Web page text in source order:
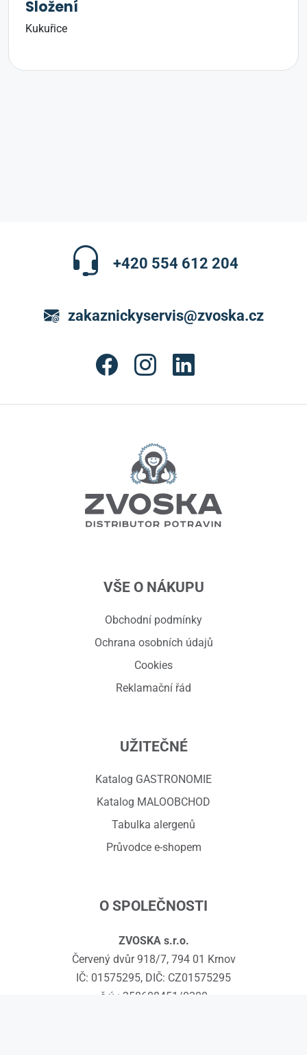
Složení
Kukuřice
+420 554 612 204
zakaznickyservis@zvoska.cz
VŠE O NÁKUPU
Obchodní podmínky
Ochrana osobních údajů
Cookies
Reklamační řád
UŽITEČNÉ
Katalog GASTRONOMIE
Katalog MALOOBCHOD
Tabulka alergenů
Průvodce e-shopem
O SPOLEČNOSTI
ZVOSKA s.r.o.
Červený dvůr 918/7, 794 01 Krnov
IČ: 01575295, DIČ: CZ01575295
č.ú.: 258608451/0300